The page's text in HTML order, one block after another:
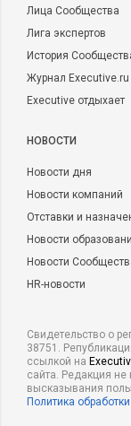
Лица Сообщества
Лига экспертов
История
Журнал Executive.ru
Executive отдыхает
НОВОСТИ
Новости дня
Новости компаний
Отставки и
Новости
Новости
HR-новости
Свидетельство о
38751.
ссылкой на
сайта. Редакция не
высказывания
Политика